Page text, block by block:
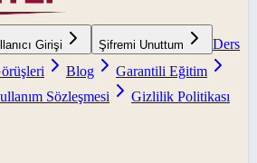
Girişi Şifremi Unuttum
Ders
Blog
Garantili Eğitim
Sözleşmesi
Gizlilik Politikası